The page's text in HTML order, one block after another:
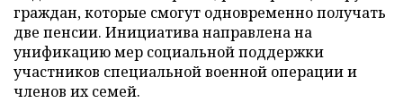
граждан, которые смогут одновременно получать
две пенсии. Инициатива направлена на
унификацию мер социальной поддержки
участников специальной военной операции и
членов их семей.